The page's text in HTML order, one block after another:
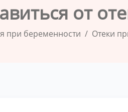
от
при беременности Отеки